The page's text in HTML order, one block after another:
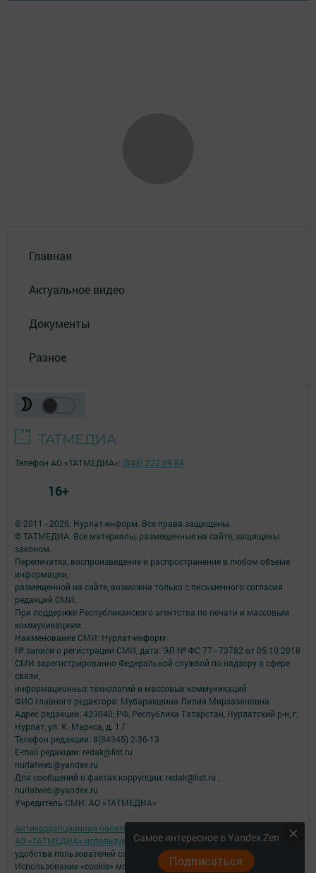
Главная
Актуальное видео
Документы
Разное
Самое интересное в Yandex Zen
Подписаться
© 2011 - 2026. Нурлат-⁠информ. Все права защищены.
© ТАТМЕДИА. Все материалы, размещенные на сайте, защищены
законом.
Перепечатка, воспроизведение и распространение в любом объеме
информации,
размещенной на сайте, возможна только с письменного согласия
редакций СМИ.
При поддержке Республиканского агентства по печати и массовым
коммуникациям.
Наименование СМИ: Нурлат-⁠информ
№ записи о регистрации СМИ, дата: ЭЛ № ФС 77 -⁠ 73782 от 05.10.2018
СМИ зарегистрированно Федеральной службой по надзору в сфере
связи,
информационных технологий и массовых коммуникаций
ФИО главного редактора: Мубаракшина Лилия Мирзазяновна
Адрес редакции: 423040, РФ, Республика Татарстан, Нурлатский р-н, г.
Нурлат, ул. К. Маркса, д. 1 Г
Телефон редакции: 8(84345) 2-36-13
E-mail редакции: redak@list.ru
nurlatweb@yandex.ru
Для сообщений о фактах коррупции: redak@list.ru ,
nurlatweb@yandex.ru
Учредитель СМИ: АО «ТАТМЕДИА»
Антикоррупционная политика
АО «ТАТМЕДИА» использует «cookie» для персонализации сервисов и
удобства пользователей сайтом.
Использование «cookie» можно отменить в настройках браузера.
Телефон АО «ТАТМЕДИА»: (843) 222 09 84
16+